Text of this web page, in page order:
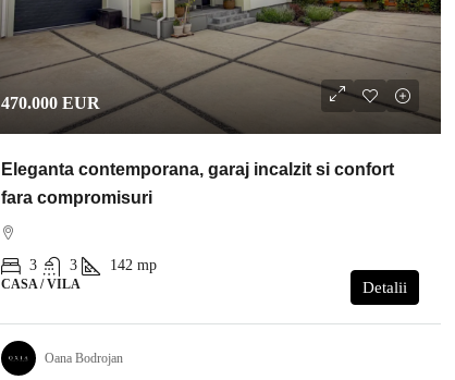
470.000 EUR
Eleganta contemporana, garaj incalzit si confort
fara compromisuri
3 3 142 mp
CASA / VILA Detalii
Oana Bodrojan